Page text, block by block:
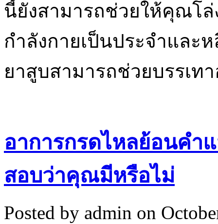
นี้ยังสามารถช่วยให้คุณโ
กำลังกายเป็นประจำและ
ยาสูบสามารถช่วยบรรเท
อาการกรดไหลย้อนคำ
สอบว่าคุณมีหรือไม่
Posted by admin on